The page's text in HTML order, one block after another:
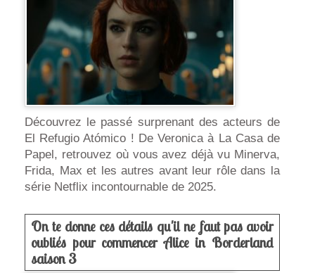
Découvrez le passé surprenant des acteurs de
El Refugio Atómico ! De Veronica à La Casa de
Papel, retrouvez où vous avez déjà vu Minerva,
Frida, Max et les autres avant leur rôle dans la
série Netflix incontournable de 2025.
On te donne ces détails qu'il ne faut pas avoir
oubliés pour commencer Alice in Borderland
saison 3